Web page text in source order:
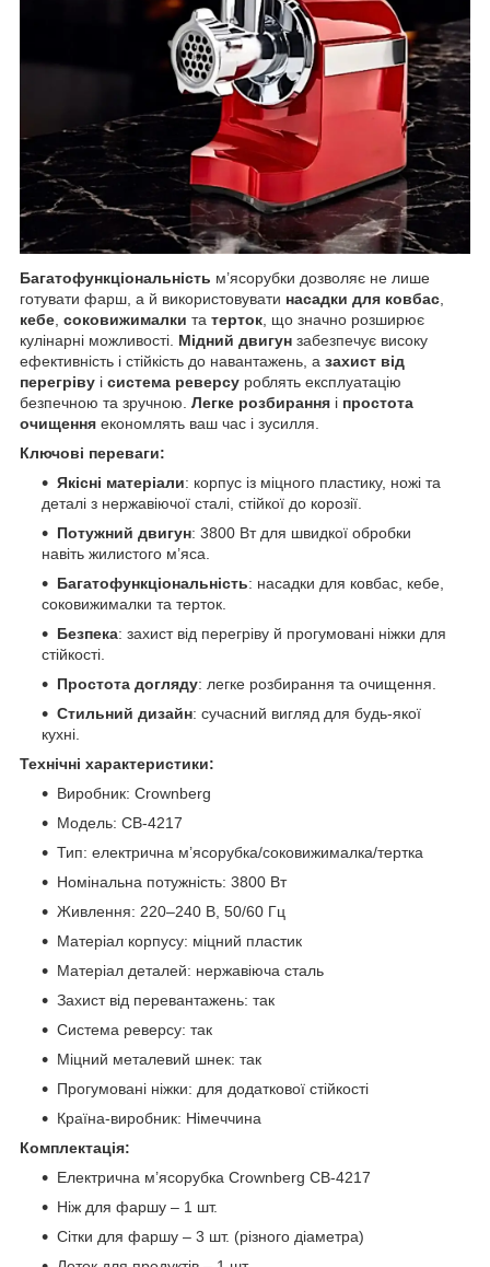
Багатофункціональність м’ясорубки дозволяє не лише
готувати фарш, а й використовувати насадки для ковбас
кебе соковижималки та терток , що значно розширює
кулінарні можливості. Мідний двигун забезпечує високу
ефективність і стійкість до навантажень, а захист від
перегріву і система реверсу роблять експлуатацію
безпечною та зручною. Легке розбирання і простота
очищення економлять ваш час і зусилля.
Ключові переваги:
Якісні матеріали: корпус із міцного пластику, ножі та
деталі з нержавіючої сталі, стійкої до корозії.
Потужний двигун: 3800 Вт для швидкої обробки
навіть жилистого м’яса.
Багатофункціональність: насадки для ковбас, кебе,
соковижималки та терток.
Безпека: захист від перегріву й прогумовані ніжки для
стійкості.
Простота догляду: легке розбирання та очищення.
Стильний дизайн: сучасний вигляд для будь-якої
кухні.
Технічні характеристики:
Виробник: Crownberg
Модель: CB-4217
Тип: електрична м’ясорубка/соковижималка/тертка
Номінальна потужність: 3800 Вт
Живлення: 220–240 В, 50/60 Гц
Матеріал корпусу: міцний пластик
Матеріал деталей: нержавіюча сталь
Захист від перевантажень: так
Система реверсу: так
Міцний металевий шнек: так
Прогумовані ніжки: для додаткової стійкості
Країна-виробник: Німеччина
Комплектація:
Електрична м’ясорубка Crownberg CB-4217
Ніж для фаршу – 1 шт.
Сітки для фаршу – 3 шт. (різного діаметра)